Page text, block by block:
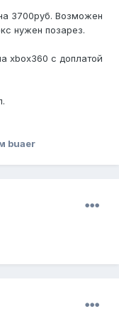
3700руб. Возможен
нужен позарез.
xbox360 с доплатой
buaer